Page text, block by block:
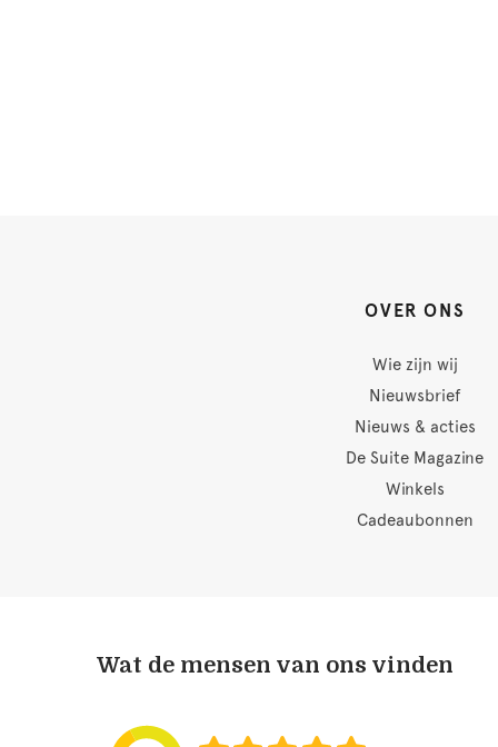
OVER ONS
Wie zijn wij
Nieuwsbrief
Nieuws & acties
De Suite Magazine
Winkels
Cadeaubonnen
Wat de mensen van ons vinden